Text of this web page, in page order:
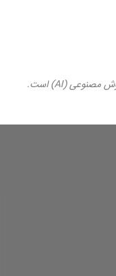
ما توجه سرمایه‌گذاران را به سایر روندهای داغ بازار باخته‌ایم که در حال حاضر مهم‌ترینِ آن‌ها هوش مصنوعی (AI) است.